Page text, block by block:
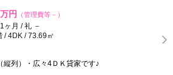
万円 （管理費等－）
ヶ月 / 礼 －
/ 4DK / 73.69㎡
縦列）・広々4ＤＫ貸家です♪